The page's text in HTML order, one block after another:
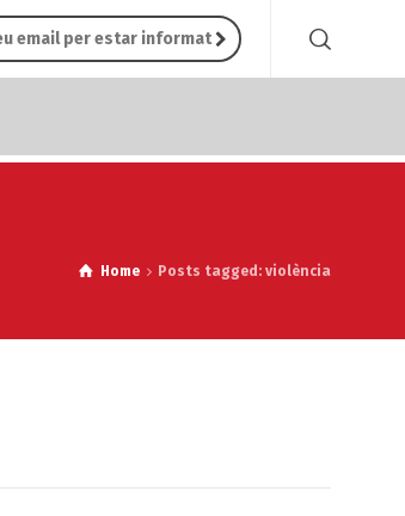
Home Posts tagged: violència